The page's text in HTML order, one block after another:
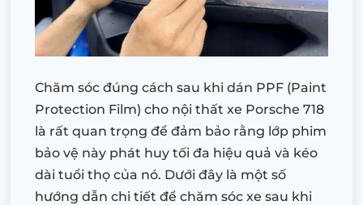
Chăm sóc đúng cách sau khi dán PPF (Paint
Protection Film) cho nội thất xe Porsche 718
là rất quan trọng để đảm bảo rằng lớp phim
bảo vệ này phát huy tối đa hiệu quả và kéo
dài tuổi thọ của nó. Dưới đây là một số
hướng dẫn chi tiết để chăm sóc xe sau khi